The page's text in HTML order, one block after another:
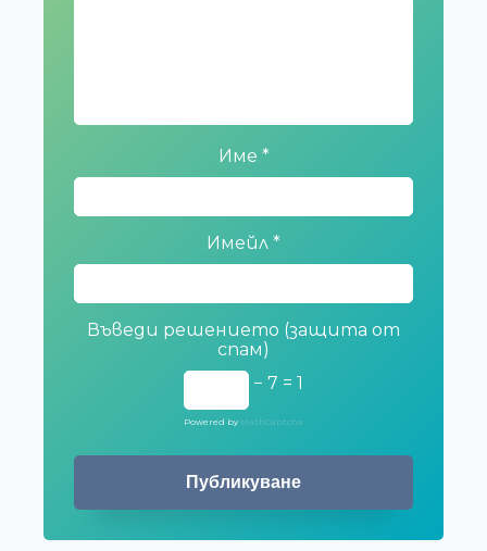
Име *
Имейл *
Въведи решението (защита от
спам)
− 7 = 1
Powered by MathCaptcha